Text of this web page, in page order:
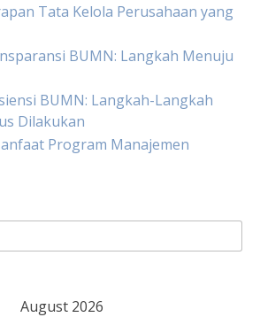
Tata Kelola Perusahaan yang
BUMN: Langkah Menuju
BUMN: Langkah-Langkah
Dilakukan
Program Manajemen
August 2026